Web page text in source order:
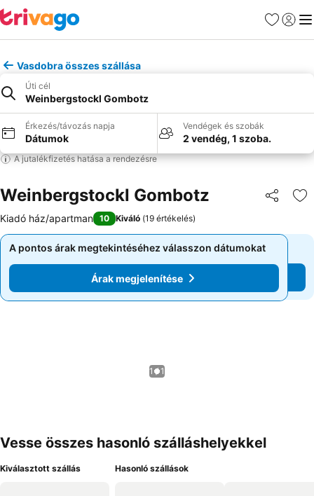
Kedvencek
Vasdobra összes szállása
Úti cél
Weinbergstockl Gombotz
Érkezés/távozás napja
Dátumok
Vendégek és szobák
2 vendég, 1 szoba.
A jutalékfizetés hatása a rendezésre
Weinbergstockl Gombotz
Kiadó ház/apartman 10 Kiváló (19 értékelés)
A pontos árak megtekintéséhez válasszon dátumokat
Árak megjelenítése
A pontos árak megtekintéséhez válasszon dátumokat
Árak megjelenítése
1 / 1
Vesse összes hasonló szálláshelyekkel
Kiválasztott szállás Hasonló szállások